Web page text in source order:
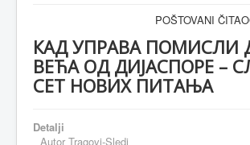
VESTI
KULTURA
INTERVJU
MAGAZIN
POŠTOVANI
КАД УПРАВА ПОМИСЛИ
ВЕЋА ОД ДИЈАСПОРЕ –
СЕТ НОВИХ ПИТАЊА
Detalji
Autor Tragovi-Sledi